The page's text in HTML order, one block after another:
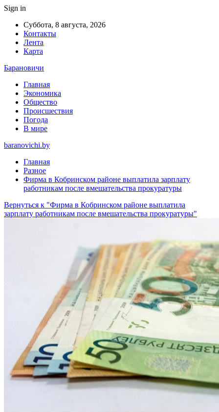
Sign in
Суббота, 8 августа, 2026
Контакты
Лента
Карта
Барановичи
Главная
Экономика
Общество
Происшествия
Погода
В мире
baranovichi.by
Главная
Разное
Фирма в Кобринском районе выплатила зарплату
работникам после вмешательства прокуратуры
Вернуться к "Фирма в Кобринском районе выплатила
зарплату работникам после вмешательства прокуратуры"